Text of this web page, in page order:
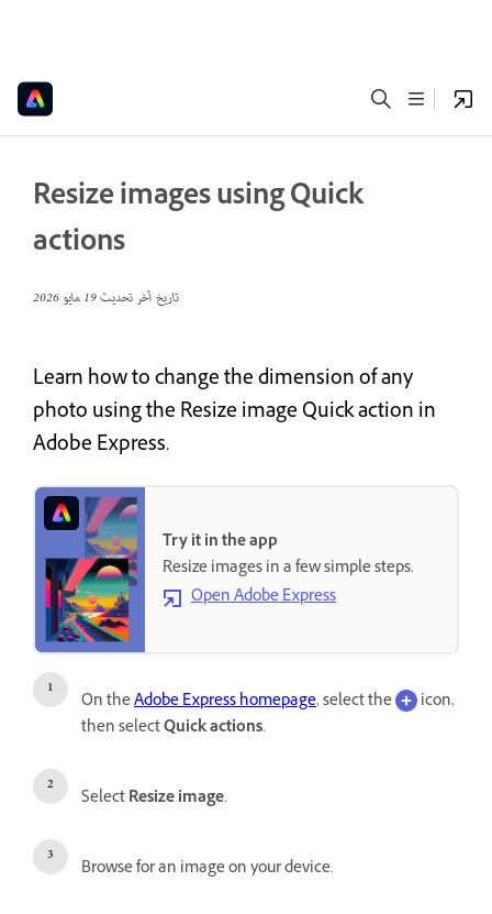
Resize images using Quick
actions
تاريخ آخر تحديث19 مايو 2026
Learn how to change the dimension of any
photo using the Resize image Quick action in
Adobe Express.
Try it in the app
Resize images in a few simple steps.
Open Adobe Express
On theAdobe Express homepage, select the
icon,
then selectQuick actions.
SelectResize image.
Browse for an image on your device.